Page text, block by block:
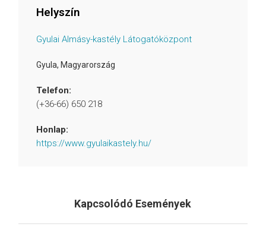
Helyszín
Gyulai Almásy-kastély Látogatóközpont
Gyula, Magyarország
Telefon:
(+36-66) 650 218
Honlap:
https://www.gyulaikastely.hu/
Kapcsolódó Események